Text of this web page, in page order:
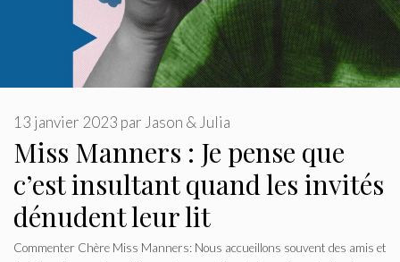
Miss Manners : Je pense que
c’est insultant quand les invités
dénudent leur lit
13 janvier 2023 par Jason & Julia
Commenter Chère Miss Manners: Nous accueillons souvent des amis et